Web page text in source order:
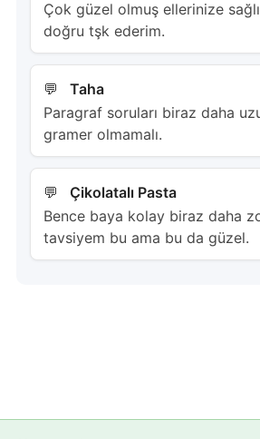
Çok güzel olmuş ellerinize
doğru tşk ederim.
Taha
Paragraf soruları biraz daha
gramer olmamalı.
Çikolatalı Pasta
Bence baya kolay biraz daha
tavsiyem bu ama bu da güzel.